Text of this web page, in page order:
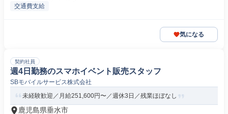
交通費支給
気になる
契約社員
週4日勤務のスマホイベント販売スタッフ
SBモバイルサービス株式会社
未経験歓迎／月給251,600円〜／週休3日／残業ほぼなし
鹿児島県垂水市